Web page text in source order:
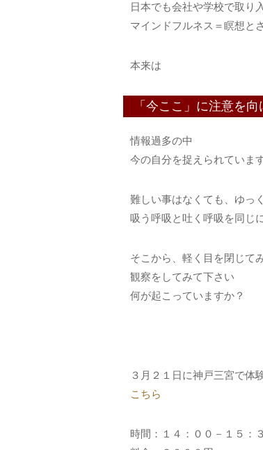
日本でも会社や学校で取り
マインドフルネス＝瞑想と
本来は
「今ここ」に注意を
情報過多の中
今の自分を捉えられていま
難しい事はなくても、ゆっ
吸う呼吸と吐く呼吸を同じ
そこから、軽く目を閉じて
観察をしてみて下さい
何が起こっていますか？
３月２１日に神戸三宮で体
こちら
時間：１４：００－１５：